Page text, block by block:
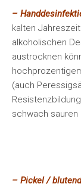
–
kalten
alkoholischen
austrocknen
(auch
schwach sauren
– Pickel /